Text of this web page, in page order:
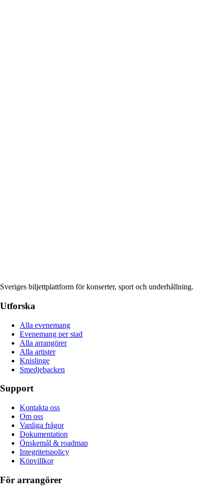
Sveriges biljettplattform för konserter, sport och underhållning.
Utforska
Alla evenemang
Evenemang per stad
Alla arrangörer
Alla artister
Knislinge
Smedjebacken
Support
Kontakta oss
Om oss
Vanliga frågor
Dokumentation
Önskemål & roadmap
Integritetspolicy
Köpvillkor
För arrangörer